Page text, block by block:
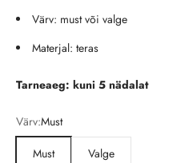
Värv: must või valge
Materjal: teras
Tarneaeg: kuni 5 nädalat
Värv:Must
Must
Valge